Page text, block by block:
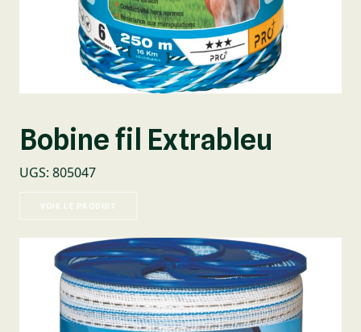
Bobine fil Extrableu
UGS: 805047
VOIR LE PRODUIT